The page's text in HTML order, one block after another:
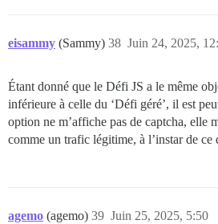
eisammy (Sammy) Juin 24, 2025,
38
Étant donné que le Défi JS a le même
inférieure à celle du ‘Défi géré’, il est
option ne m’affiche pas de captcha, elle
comme un trafic légitime, à l’instar de ce
agemo (agemo) Juin 25, 2025, 5:50
39